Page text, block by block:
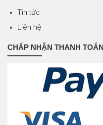
Tin tức
Liên hệ
CHẤP NHẬN THANH TOÁN